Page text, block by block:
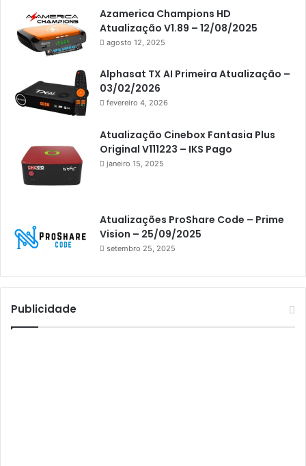
Americabox S305 Plus
Artcom
Athomics
Athomics Eon
Athomics i3
Athomics i3 Bold
Athomics Inspire Qi
Athomics Inspire Qi Lite
Athomics S3
Athomics T3
Atto
AttoNet
Azamerica Champions HD
Atualização V1.89 – 12/08/2025
agosto 12, 2025
Alphasat TX AI Primeira Atualização –
03/02/2026
fevereiro 4, 2026
Atualização Cinebox Fantasia Plus
Original V111223 – IKS Pago
janeiro 15, 2025
Atualizações ProShare Code – Prime
Vision – 25/09/2025
setembro 25, 2025
Publicidade